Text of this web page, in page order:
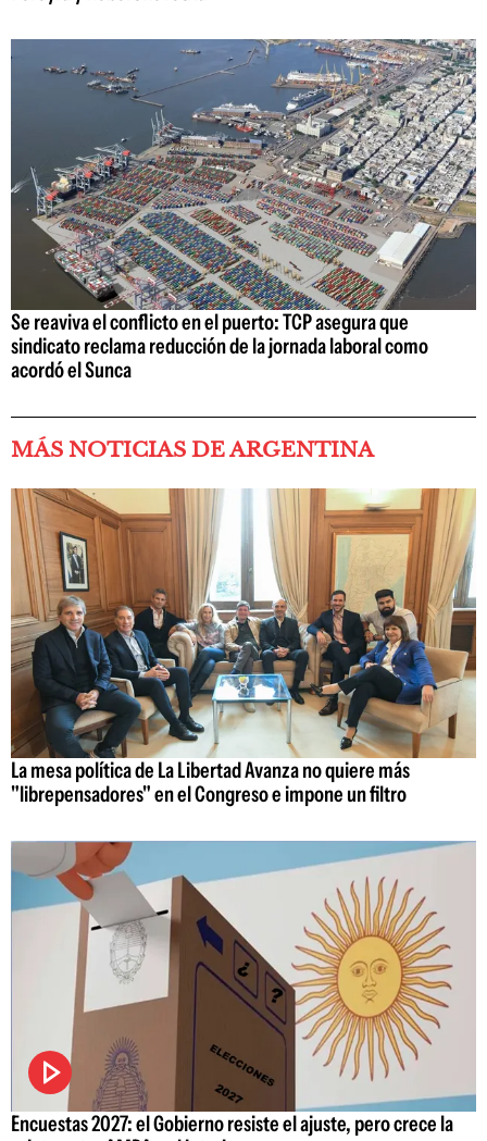
Se reaviva el conflicto en el puerto: TCP asegura que
sindicato reclama reducción de la jornada laboral como
acordó el Sunca
MÁS NOTICIAS DE ARGENTINA
La mesa política de La Libertad Avanza no quiere más
"librepensadores" en el Congreso e impone un filtro
Encuestas 2027: el Gobierno resiste el ajuste, pero crece la